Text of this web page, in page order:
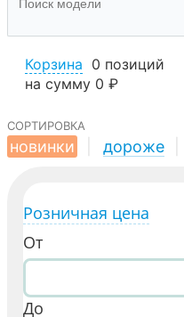
Корзина 0 позиций
на сумму 0 ₽
сортировка
новинки
дороже
Розничная цена
От
До